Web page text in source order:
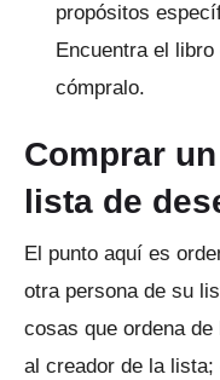
propósitos
Encuentra el
cómpralo.
Comprar
lista de
El punto aquí es
otra persona de su
cosas que ordena
al creador de la